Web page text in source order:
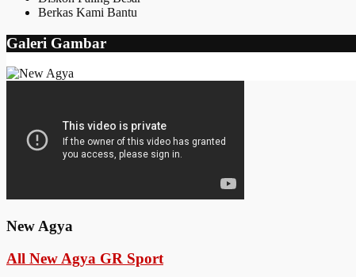
Berkas Kami Bantu
Galeri Gambar
New Agya
All New Agya GR Sport